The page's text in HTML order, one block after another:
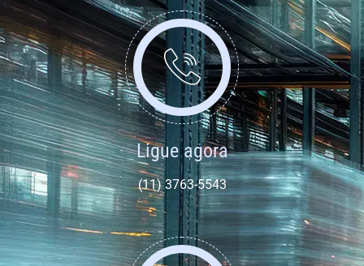
Ligue agora
(11) 3763-5543